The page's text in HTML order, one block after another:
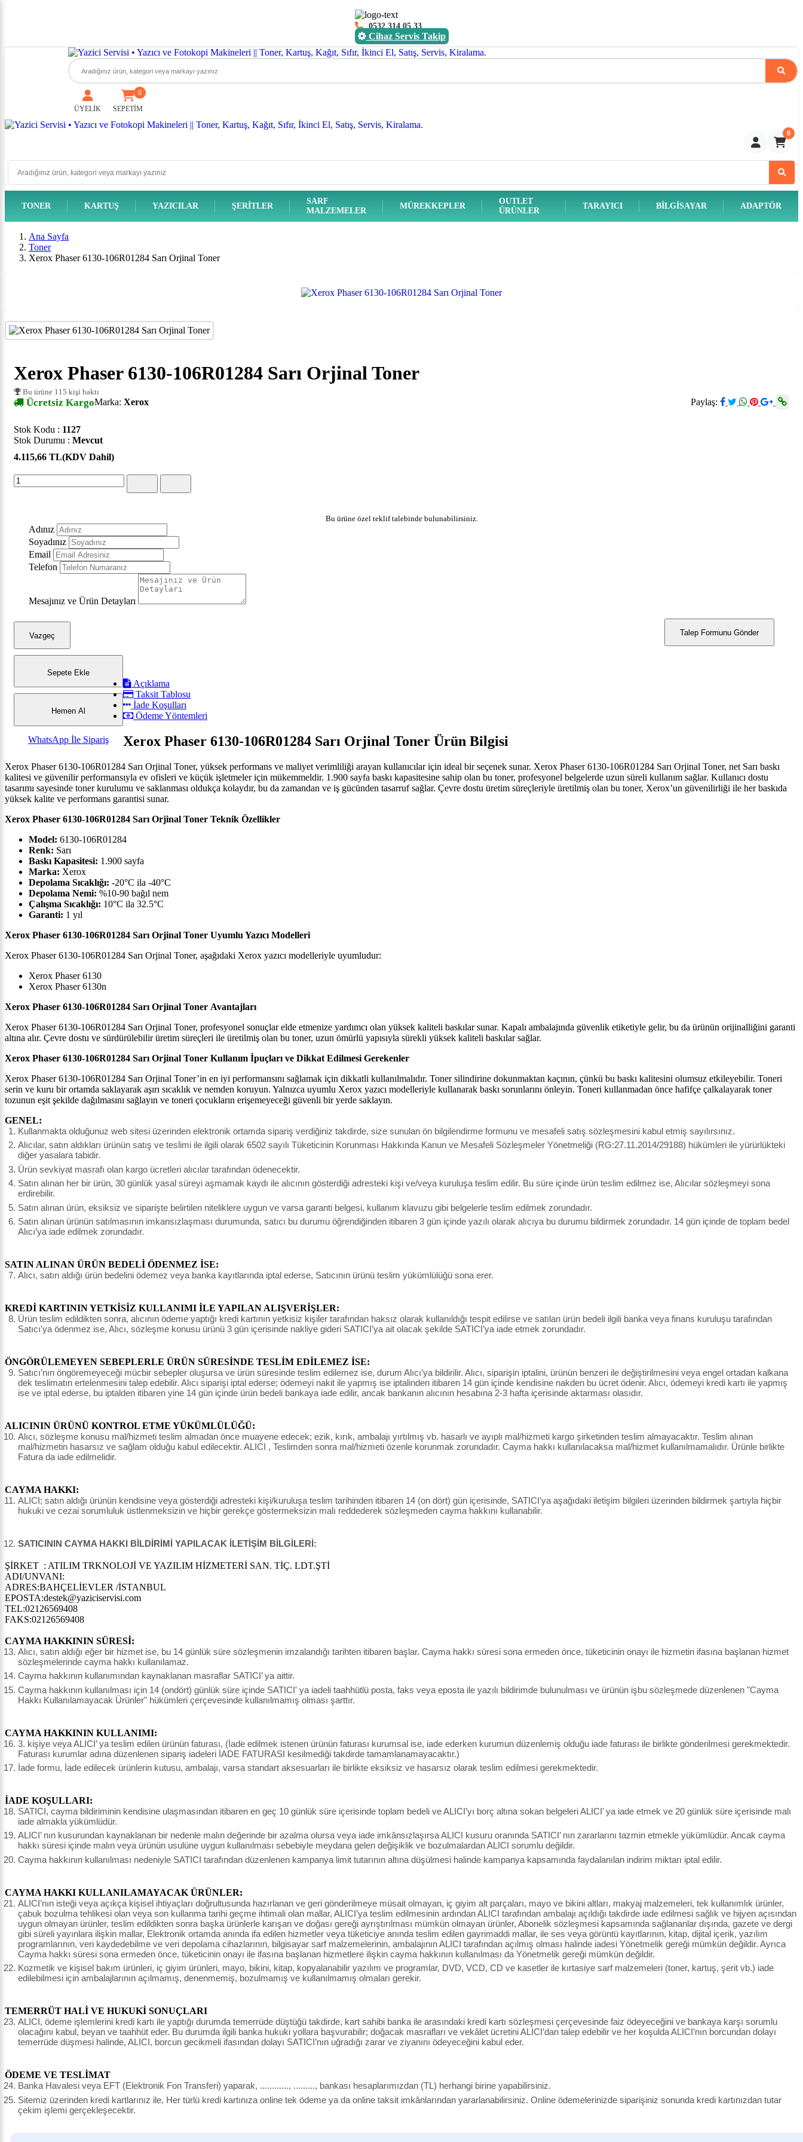
0532 314 05 33
Cihaz Servis Takip
ÜYELİK SEPETİM
0
0
TONER KARTUŞ YAZICILAR ŞERITLER
SARF
MALZEMELER
MÜREKKEPLER
OUTLET
ÜRÜNLER
TARAYICI BILGISAYAR ADAPTÖR
Ana Sayfa
Toner
Xerox Phaser 6130-106R01284 Sarı Orjinal Toner
Xerox Phaser 6130-106R01284 Sarı Orjinal Toner
Bu ürüne 115 kişi baktı
Ücretsiz Kargo Paylaş:
Marka: Xerox
Stok Kodu : 1127
Stok Durumu : Mevcut
4.115,66 TL(KDV Dahil)
Bu ürüne özel teklif talebinde bulunabilirsiniz.
Adınız
Soyadınız
Email
Telefon
Mesajınız ve Ürün Detayları
Talep Formunu Gönder
Vazgeç
Sepete Ekle
Hemen Al
WhatsApp İle Sipariş
Açıklama
Taksit Tablosu
İade Koşulları
Ödeme Yöntemleri
Xerox Phaser 6130-106R01284 Sarı Orjinal Toner Ürün Bilgisi
Xerox Phaser 6130-106R01284 Sarı Orjinal Toner, yüksek performans ve maliyet verimliliği arayan kullanıcılar için ideal bir seçenek sunar. Xerox Phaser 6130-106R01284 Sarı Orjinal Toner, net Sarı baskı
kalitesi ve güvenilir performansıyla ev ofisleri ve küçük işletmeler için mükemmeldir. 1.900 sayfa baskı kapasitesine sahip olan bu toner, profesyonel belgelerde uzun süreli kullanım sağlar. Kullanıcı dostu
tasarımı sayesinde toner kurulumu ve saklanması oldukça kolaydır, bu da zamandan ve iş gücünden tasarruf sağlar. Çevre dostu üretim süreçleriyle üretilmiş olan bu toner, Xerox’un güvenilirliği ile her baskıda
yüksek kalite ve performans garantisi sunar.
Xerox Phaser 6130-106R01284 Sarı Orjinal Toner Teknik Özellikler
Model: 6130-106R01284
Renk: Sarı
Baskı Kapasitesi: 1.900 sayfa
Marka: Xerox
Depolama Sıcaklığı: -20°C ila -40°C
Depolama Nemi: %10-90 bağıl nem
Çalışma Sıcaklığı: 10°C ila 32.5°C
Garanti: 1 yıl
Xerox Phaser 6130-106R01284 Sarı Orjinal Toner Uyumlu Yazıcı Modelleri
Xerox Phaser 6130-106R01284 Sarı Orjinal Toner, aşağıdaki Xerox yazıcı modelleriyle uyumludur:
Xerox Phaser 6130
Xerox Phaser 6130n
Xerox Phaser 6130-106R01284 Sarı Orjinal Toner Avantajları
Xerox Phaser 6130-106R01284 Sarı Orjinal Toner, profesyonel sonuçlar elde etmenize yardımcı olan yüksek kaliteli baskılar sunar. Kapalı ambalajında güvenlik etiketiyle gelir, bu da ürünün orijinalliğini garanti
altına alır. Çevre dostu ve sürdürülebilir üretim süreçleri ile üretilmiş olan bu toner, uzun ömürlü yapısıyla sürekli yüksek kaliteli baskılar sağlar.
Xerox Phaser 6130-106R01284 Sarı Orjinal Toner Kullanım İpuçları ve Dikkat Edilmesi Gerekenler
Xerox Phaser 6130-106R01284 Sarı Orjinal Toner’in en iyi performansını sağlamak için dikkatli kullanılmalıdır. Toner silindirine dokunmaktan kaçının, çünkü bu baskı kalitesini olumsuz etkileyebilir. Toneri
serin ve kuru bir ortamda saklayarak aşırı sıcaklık ve nemden koruyun. Yalnızca uyumlu Xerox yazıcı modelleriyle kullanarak baskı sorunlarını önleyin. Toneri kullanmadan önce hafifçe çalkalayarak toner
tozunun eşit şekilde dağılmasını sağlayın ve toneri çocukların erişemeyeceği güvenli bir yerde saklayın.
GENEL:
Kullanmakta olduğunuz web sitesi üzerinden elektronik ortamda sipariş verdiğiniz takdirde, size sunulan ön bilgilendirme formunu ve mesafeli satış sözleşmesini kabul etmiş sayılırsınız.
Alıcılar, satın aldıkları ürünün satış ve teslimi ile ilgili olarak 6502 sayılı Tüketicinin Korunması Hakkında Kanun ve Mesafeli Sözleşmeler Yönetmeliği (RG:27.11.2014/29188) hükümleri ile yürürlükteki
diğer yasalara tabidir.
Ürün sevkiyat masrafı olan kargo ücretleri alıcılar tarafından ödenecektir.
Satın alınan her bir ürün, 30 günlük yasal süreyi aşmamak kaydı ile alıcının gösterdiği adresteki kişi ve/veya kuruluşa teslim edilir. Bu süre içinde ürün teslim edilmez ise, Alıcılar sözleşmeyi sona
erdirebilir.
Satın alınan ürün, eksiksiz ve siparişte belirtilen niteliklere uygun ve varsa garanti belgesi, kullanım klavuzu gibi belgelerle teslim edilmek zorundadır.
Satın alınan ürünün satılmasının imkansızlaşması durumunda, satıcı bu durumu öğrendiğinden itibaren 3 gün içinde yazılı olarak alıcıya bu durumu bildirmek zorundadır. 14 gün içinde de toplam bedel
Alıcı’ya iade edilmek zorundadır.
SATIN ALINAN ÜRÜN BEDELİ ÖDENMEZ İSE:
Alıcı, satın aldığı ürün bedelini ödemez veya banka kayıtlarında iptal ederse, Satıcının ürünü teslim yükümlülüğü sona erer.
KREDİ KARTININ YETKİSİZ KULLANIMI İLE YAPILAN ALIŞVERİŞLER:
Ürün teslim edildikten sonra, alıcının ödeme yaptığı kredi kartının yetkisiz kişiler tarafından haksız olarak kullanıldığı tespit edilirse ve satılan ürün bedeli ilgili banka veya finans kuruluşu tarafından
Satıcı'ya ödenmez ise, Alıcı, sözleşme konusu ürünü 3 gün içerisinde nakliye gideri SATICI’ya ait olacak şekilde SATICI’ya iade etmek zorundadır.
ÖNGÖRÜLEMEYEN SEBEPLERLE ÜRÜN SÜRESİNDE TESLİM EDİLEMEZ İSE:
Satıcı’nın öngöremeyeceği mücbir sebepler oluşursa ve ürün süresinde teslim edilemez ise, durum Alıcı’ya bildirilir. Alıcı, siparişin iptalini, ürünün benzeri ile değiştirilmesini veya engel ortadan kalkana
dek teslimatın ertelenmesini talep edebilir. Alıcı siparişi iptal ederse; ödemeyi nakit ile yapmış ise iptalinden itibaren 14 gün içinde kendisine nakden bu ücret ödenir. Alıcı, ödemeyi kredi kartı ile yapmış
ise ve iptal ederse, bu iptalden itibaren yine 14 gün içinde ürün bedeli bankaya iade edilir, ancak bankanın alıcının hesabına 2-3 hafta içerisinde aktarması olasıdır.
ALICININ ÜRÜNÜ KONTROL ETME YÜKÜMLÜLÜĞÜ:
Alıcı, sözleşme konusu mal/hizmeti teslim almadan önce muayene edecek; ezik, kırık, ambalajı yırtılmış vb. hasarlı ve ayıplı mal/hizmeti kargo şirketinden teslim almayacaktır. Teslim alınan
mal/hizmetin hasarsız ve sağlam olduğu kabul edilecektir. ALICI , Teslimden sonra mal/hizmeti özenle korunmak zorundadır. Cayma hakkı kullanılacaksa mal/hizmet kullanılmamalıdır. Ürünle birlikte
Fatura da iade edilmelidir.
CAYMA HAKKI:
ALICI; satın aldığı ürünün kendisine veya gösterdiği adresteki kişi/kuruluşa teslim tarihinden itibaren 14 (on dört) gün içerisinde, SATICI’ya aşağıdaki iletişim bilgileri üzerinden bildirmek şartıyla hiçbir
hukuki ve cezai sorumluluk üstlenmeksizin ve hiçbir gerekçe göstermeksizin malı reddederek sözleşmeden cayma hakkını kullanabilir.
SATICININ CAYMA HAKKI BİLDİRİMİ YAPILACAK İLETİŞİM BİLGİLERİ:
ŞİRKET : ATILIM TRKNOLOJİ VE YAZILIM HİZMETERİ SAN. TİÇ. LDT.ŞTİ
ADI/UNVANI:
ADRES:BAHÇELİEVLER /İSTANBUL
EPOSTA:destek@yaziciservisi.com
TEL:02126569408
FAKS:02126569408
CAYMA HAKKININ SÜRESİ:
Alıcı, satın aldığı eğer bir hizmet ise, bu 14 günlük süre sözleşmenin imzalandığı tarihten itibaren başlar. Cayma hakkı süresi sona ermeden önce, tüketicinin onayı ile hizmetin ifasına başlanan hizmet
sözleşmelerinde cayma hakkı kullanılamaz.
Cayma hakkının kullanımından kaynaklanan masraflar SATICI’ ya aittir.
Cayma hakkının kullanılması için 14 (ondört) günlük süre içinde SATICI' ya iadeli taahhütlü posta, faks veya eposta ile yazılı bildirimde bulunulması ve ürünün işbu sözleşmede düzenlenen "Cayma
Hakkı Kullanılamayacak Ürünler" hükümleri çerçevesinde kullanılmamış olması şarttır.
CAYMA HAKKININ KULLANIMI:
3. kişiye veya ALICI’ ya teslim edilen ürünün faturası, (İade edilmek istenen ürünün faturası kurumsal ise, iade ederken kurumun düzenlemiş olduğu iade faturası ile birlikte gönderilmesi gerekmektedir.
Faturası kurumlar adına düzenlenen sipariş iadeleri İADE FATURASI kesilmediği takdirde tamamlanamayacaktır.)
İade formu, İade edilecek ürünlerin kutusu, ambalajı, varsa standart aksesuarları ile birlikte eksiksiz ve hasarsız olarak teslim edilmesi gerekmektedir.
İADE KOŞULLARI:
SATICI, cayma bildiriminin kendisine ulaşmasından itibaren en geç 10 günlük süre içerisinde toplam bedeli ve ALICI’yı borç altına sokan belgeleri ALICI’ ya iade etmek ve 20 günlük süre içerisinde malı
iade almakla yükümlüdür.
ALICI’ nın kusurundan kaynaklanan bir nedenle malın değerinde bir azalma olursa veya iade imkânsızlaşırsa ALICI kusuru oranında SATICI’ nın zararlarını tazmin etmekle yükümlüdür. Ancak cayma
hakkı süresi içinde malın veya ürünün usulüne uygun kullanılması sebebiyle meydana gelen değişiklik ve bozulmalardan ALICI sorumlu değildir.
Cayma hakkının kullanılması nedeniyle SATICI tarafından düzenlenen kampanya limit tutarının altına düşülmesi halinde kampanya kapsamında faydalanılan indirim miktarı iptal edilir.
CAYMA HAKKI KULLANILAMAYACAK ÜRÜNLER:
ALICI’nın isteği veya açıkça kişisel ihtiyaçları doğrultusunda hazırlanan ve geri gönderilmeye müsait olmayan, iç giyim alt parçaları, mayo ve bikini altları, makyaj malzemeleri, tek kullanımlık ürünler,
çabuk bozulma tehlikesi olan veya son kullanma tarihi geçme ihtimali olan mallar, ALICI’ya teslim edilmesinin ardından ALICI tarafından ambalajı açıldığı takdirde iade edilmesi sağlık ve hijyen açısından
uygun olmayan ürünler, teslim edildikten sonra başka ürünlerle karışan ve doğası gereği ayrıştırılması mümkün olmayan ürünler, Abonelik sözleşmesi kapsamında sağlananlar dışında, gazete ve dergi
gibi süreli yayınlara ilişkin mallar, Elektronik ortamda anında ifa edilen hizmetler veya tüketiciye anında teslim edilen gayrimaddi mallar, ile ses veya görüntü kayıtlarının, kitap, dijital içerik, yazılım
programlarının, veri kaydedebilme ve veri depolama cihazlarının, bilgisayar sarf malzemelerinin, ambalajının ALICI tarafından açılmış olması halinde iadesi Yönetmelik gereği mümkün değildir. Ayrıca
Cayma hakkı süresi sona ermeden önce, tüketicinin onayı ile ifasına başlanan hizmetlere ilişkin cayma hakkının kullanılması da Yönetmelik gereği mümkün değildir.
Kozmetik ve kişisel bakım ürünleri, iç giyim ürünleri, mayo, bikini, kitap, kopyalanabilir yazılım ve programlar, DVD, VCD, CD ve kasetler ile kırtasiye sarf malzemeleri (toner, kartuş, şerit vb.) iade
edilebilmesi için ambalajlarının açılmamış, denenmemiş, bozulmamış ve kullanılmamış olmaları gerekir.
TEMERRÜT HALİ VE HUKUKİ SONUÇLARI
ALICI, ödeme işlemlerini kredi kartı ile yaptığı durumda temerrüde düştüğü takdirde, kart sahibi banka ile arasındaki kredi kartı sözleşmesi çerçevesinde faiz ödeyeceğini ve bankaya karşı sorumlu
olacağını kabul, beyan ve taahhüt eder. Bu durumda ilgili banka hukuki yollara başvurabilir; doğacak masrafları ve vekâlet ücretini ALICI’dan talep edebilir ve her koşulda ALICI’nın borcundan dolayı
temerrüde düşmesi halinde, ALICI, borcun gecikmeli ifasından dolayı SATICI’nın uğradığı zarar ve ziyanını ödeyeceğini kabul eder.
ÖDEME VE TESLİMAT
Banka Havalesi veya EFT (Elektronik Fon Transferi) yaparak, ............, ........., bankası hesaplarımızdan (TL) herhangi birine yapabilirsiniz.
Sitemiz üzerinden kredi kartlarınız ile, Her türlü kredi kartınıza online tek ödeme ya da online taksit imkânlarından yararlanabilirsiniz. Online ödemelerinizde siparişiniz sonunda kredi kartınızdan tutar
çekim işlemi gerçekleşecektir.